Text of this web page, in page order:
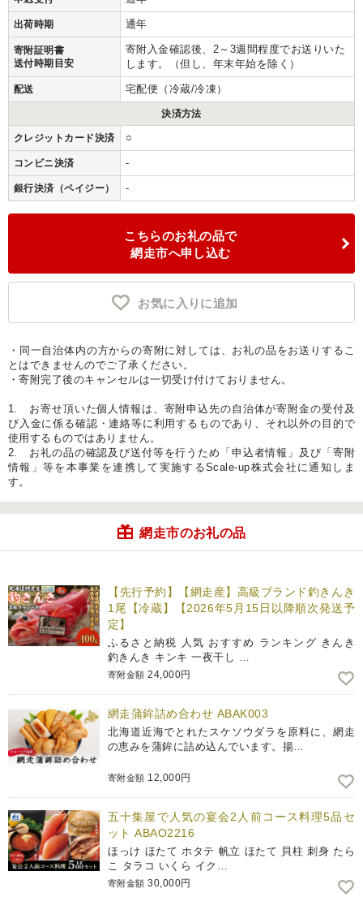
出荷時期 通年
寄附証明書
送付時期目安
寄附入金確認後、2～3週間程度でお送りいた
します。（但し、年末年始を除く）
配送 宅配便（冷蔵/冷凍）
決済方法
クレジットカード決済 ○
コンビニ決済 -
銀行決済（ペイジー） -
こちらのお礼の品で
網走市へ申し込む
お気に入りに追加
・同一自治体内の方からの寄附に対しては、お礼の品をお送りするこ
とはできませんのでご了承ください。
・寄附完了後のキャンセルは一切受け付けておりません。
1. お寄せ頂いた個人情報は、寄附申込先の自治体が寄附金の受付及
び入金に係る確認・連絡等に利用するものであり、それ以外の目的で
使用するものではありません。
2. お礼の品の確認及び送付等を行うため「申込者情報」及び「寄附
情報」等を本事業を連携して実施するScale-up株式会社に通知しま
す。
網走市のお礼の品
【先行予約】【網走産】高級ブランド釣きんき
1尾【冷蔵】【2026年5月15日以降順次発送予
定】
ふるさと納税 人気 おすすめ ランキング きんき
釣きんき キンキ 一夜干し …
寄附金額 24,000円
網走蒲鉾詰め合わせ ABAK003
北海道近海でとれたスケソウダラを原料に、網走
の恵みを蒲鉾に詰め込んでいます。揚…
寄附金額 12,000円
五十集屋で人気の宴会2人前コース料理5品セ
ット ABAO2216
ほっけ ほたて ホタテ 帆立 ほたて 貝柱 刺身 たら
こ タラコ いくら イク…
寄附金額 30,000円